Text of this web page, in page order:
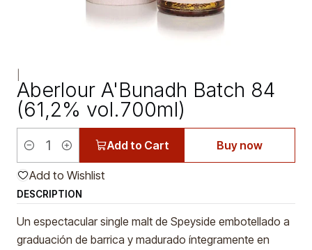
Aberlour A'Bunadh Batch 84
(61,2% vol.700ml)
Quantity
Add to Cart Buy now
Add to Wishlist
DESCRIPTION
Un espectacular single malt de Speyside embotellado a
graduación de barrica y madurado íntegramente en